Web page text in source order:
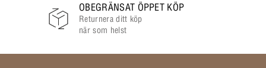
OBEGRÄNSAT ÖPPET KÖP
Returnera ditt köp
när som helst